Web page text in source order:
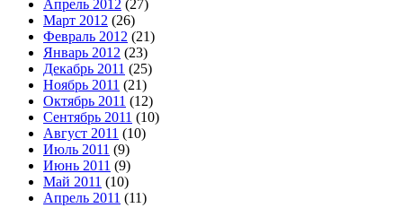
Апрель 2012 (27)
Март 2012 (26)
Февраль 2012 (21)
Январь 2012 (23)
Декабрь 2011 (25)
Ноябрь 2011 (21)
Октябрь 2011 (12)
Сентябрь 2011 (10)
Август 2011 (10)
Июль 2011 (9)
Июнь 2011 (9)
Май 2011 (10)
Апрель 2011 (11)